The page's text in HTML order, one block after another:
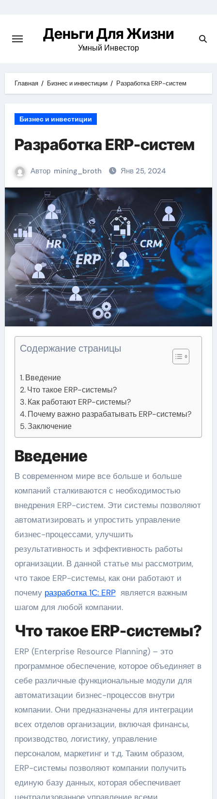
содержимомуДеньги Для Жизни
Умный Инвестор
Главная Бизнес и инвестиции Разработка ERP-систем
Бизнес и инвестиции
Разработка ERP-систем
Автор mining_broth Янв 25, 2024
Содержание страницы
Введение
Что такое ERP-системы?
Как работают ERP-системы?
Почему важно разрабатывать ERP-системы?
Заключение
Введение
В современном мире все больше и больше
компаний сталкиваются с необходимостью
внедрения ERP-систем. Эти системы позволяют
автоматизировать и упростить управление
бизнес-процессами, улучшить
результативность и эффективность работы
организации. В данной статье мы рассмотрим,
что такое ERP-системы, как они работают и
почему разработка 1С: ERPявляется важным
шагом для любой компании.
Что такое ERP-системы?
ERP (Enterprise Resource Planning) – это
программное обеспечение, которое объединяет в
себе различные функциональные модули для
автоматизации бизнес-процессов внутри
компании. Они предназначены для интеграции
всех отделов организации, включая финансы,
производство, логистику, управление
персоналом, маркетинг и т.д. Таким образом,
ERP-системы позволяют компании получить
единую базу данных, которая обеспечивает